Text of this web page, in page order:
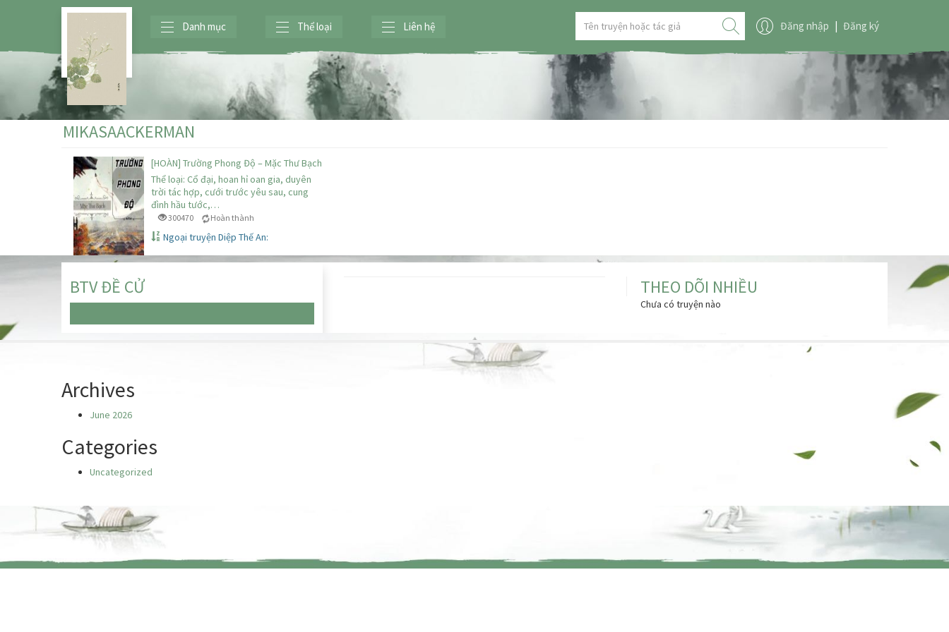
Danh mục Thể loại Liên hệ Đăng nhập | Đăng ký
MIKASAACKERMAN
[HOÀN] Trường Phong Độ – Mặc Thư Bạch
Thể loại: Cổ đại, hoan hỉ oan gia, duyên
trời tác hợp, cưới trước yêu sau, cung
đình hầu tước,…
300470 Hoàn thành
Ngoại truyện Diệp Thế An:
BTV ĐỀ CỬ THEO DÕI NHIỀU
Chưa có truyện nào
Archives
June 2026
Categories
Uncategorized